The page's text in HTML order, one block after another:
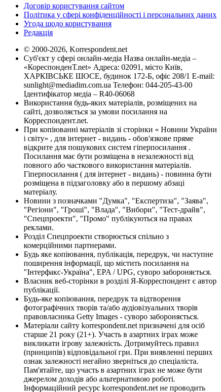
Договір користування сайтом
Політика у сфері конфіденційності і персональних даних
Угода щодо користування
Редакція
© 2000-2026, Korrespondent.net
Суб'єкт у сфері онлайн-медіа Назва онлайн-медіа –
«КореспонденТ.net» Адреса: 02091, місто Київ,
ХАРКІВСЬКЕ ШОСЕ, будинок 172-Б, офіс 208/1 E-mail:
sunlight@mediadim.com.ua Телефон: 044-205-43-00
Ідентифікатор медіа – R40-06068
Використання будь-яких матеріалів, розміщених на
сайті, дозволяється за умови посилання на
Корреспондент.net.
При копіюванні матеріалів зі сторінки « Новини України
і світу» , для інтернет - видань - обов'язкове пряме
відкрите для пошукових систем гіперпосилання .
Посилання має бути розміщена в незалежності від
повного або часткового використання матеріалів.
Гіперпосилання ( для інтернет - видань) - повинна бути
розміщена в підзаголовку або в першому абзаці
матеріалу.
Новини з позначками "Думка", "Експертиза", "Заява",
"Регіони", "Гроші", "Влада", "Вибори", "Тест-драйв",
"Спецпроекти", "Промо" публікуються на правах
реклами.
Розділ Спецпроекти створюється спільно з
комерційними партнерами.
Будь яке копіювання, публікація, передрук, чи наступне
поширення інформації, що містить посилання на
"Інтерфакс-Україна", EPA / UPG, суворо забороняється.
Власник веб-сторінки в розділі Я-Корреспондент є автор
публікації.
Будь-яке копіювання, передрук та відтворення
фотографічних творів та/або аудіовізуальних творів
правовласника Getty Images - суворо забороняється.
Матеріали сайту korrespondent.net призначені для осіб
старше 21 року (21+). Участь в азартних іграх може
викликати ігрову залежність. Дотримуйтесь правил
(принципів) відповідальної гри. При виявленні перших
ознак залежності негайно зверніться до спеціаліста.
Пам'ятайте, що участь в азартних іграх не може бути
джерелом доходів або альтернативою роботі.
Інформаційний ресурс korrespondent.net не проводить